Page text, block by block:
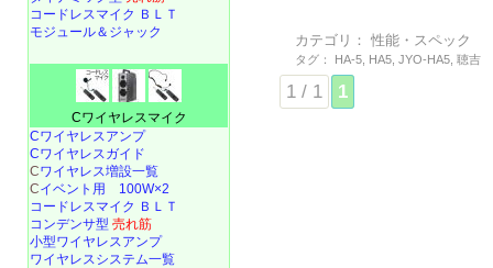
カテゴリ： 性能・スペック
タグ： HA-5 HA5 ,JYO-HA5 ,聴吉
1 / 1 1
コードレスマイク ＢＬＴ
モジュール＆ジャック
Cワイヤレスマイク
Cワイヤレスアンプ
Cワイヤレスガイド
Cワイヤレス増設一覧
Cイベント用 100W×2
コードレスマイク ＢＬＴ
コンデンサ型 売れ筋
小型ワイヤレスアンプ
ワイヤレスシステム一覧